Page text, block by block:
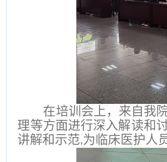
在培训会上，来自我
理等方面进行深入解读和
讲解和示范,为临床医护人